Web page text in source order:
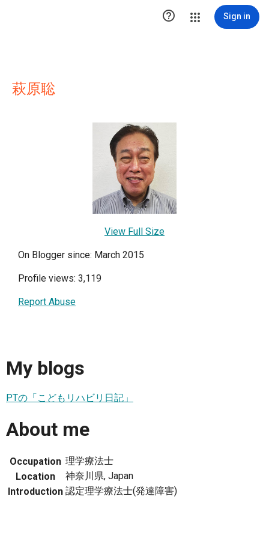
 Sign in
萩原聡
View Full Size
On Blogger since: March 2015
Profile views: 3,119
Report Abuse
My blogs
PTの「こどもリハビリ日記」
About me
Occupation 理学療法士
Location
神奈川県, Japan
Introduction 認定理学療法士(発達障害)